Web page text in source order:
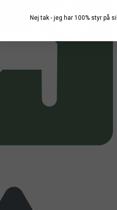
Nej tak - jeg har 100% styr på